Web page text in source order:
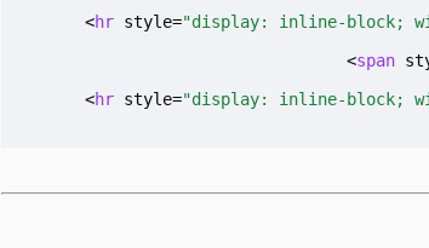
  <
hr style="display: inline-block;
  <
span
  <
hr style="display: inline-block;